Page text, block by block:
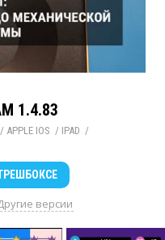
1.4.83
/ APPLE IOS / IPAD /
версии